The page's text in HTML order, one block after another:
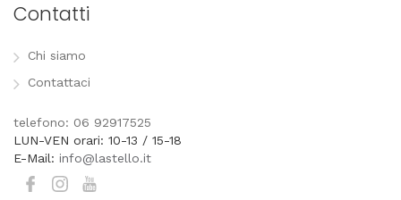
Contatti
Chi siamo
Contattaci
telefono: 06 92917525
LUN-VEN orari: 10-13 / 15-18
E-Mail: info@lastello.it